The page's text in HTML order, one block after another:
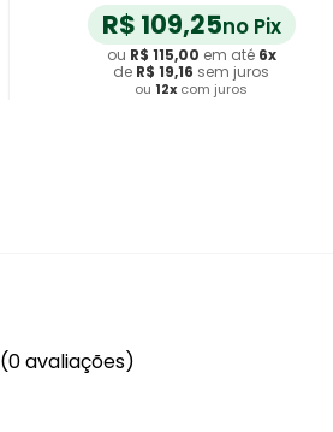
R$ 109,25no Pix
ou R$ 115,00 em até 6x
de R$ 19,16 sem juros
ou 12x com juros
(0 avaliações)